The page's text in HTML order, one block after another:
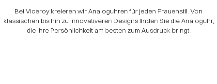
Bei Viceroy kreieren wir Analoguhren für jeden Frauenstil. Von
klassischen bis hin zu innovativeren Designs finden Sie die Analoguhr,
die Ihre Persönlichkeit am besten zum Ausdruck bringt.